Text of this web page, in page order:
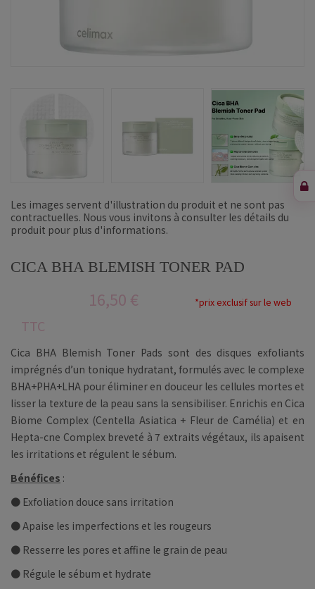
Les images servent d'illustration du produit et ne sont pas
contractuelles. Nous vous invitons à consulter les détails du
produit pour plus d'informations.
CICA BHA BLEMISH TONER PAD
16,50 € *prix exclusif sur le web
TTC
Cica BHA Blemish Toner Pads sont des disques exfoliants
imprégnés d’un tonique hydratant, formulés avec le complexe
BHA+PHA+LHA pour éliminer en douceur les cellules mortes et
lisser la texture de la peau sans la sensibiliser. Enrichis en Cica
Biome Complex (Centella Asiatica + Fleur de Camélia) et en
Hepta-cne Complex breveté à 7 extraits végétaux, ils apaisent
les irritations et régulent le sébum.
Bénéfices :
● Exfoliation douce sans irritation
● Apaise les imperfections et les rougeurs
● Resserre les pores et affine le grain de peau
● Régule le sébum et hydrate